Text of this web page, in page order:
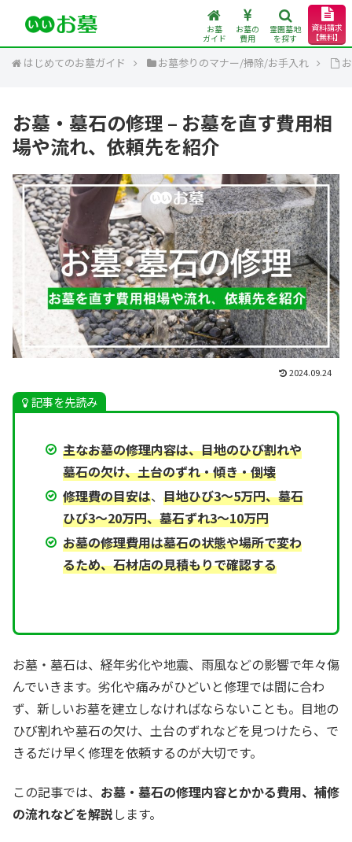
お墓
ガイド
お墓の
費用
霊園墓地
を探す
資料請求
【無料】
はじめてのお墓ガイド お墓参りのマナー/掃除/お手入れ
お墓・墓石の修理 – お墓を直す費用相
場や流れ、依頼先を紹介
2024.09.24
記事を先読み
主なお墓の修理内容は、目地のひび割れや
墓石の欠け、土台のずれ・傾き・倒壊
修理費の目安は、 目地ひび3～5万円、墓石
ひび3～20万円、墓石ずれ3～10万円
お墓の修理費用は墓石の状態や場所で変わ
るため、石材店の見積もりで確認する
お墓・墓石は、経年劣化や地震、雨風などの影響で年々傷
んでいきます。劣化や痛みがひどいと修理では間に合わ
ず、新しいお墓を建立しなければならないことも。目地の
ひび割れや墓石の欠け、土台のずれなどを見つけたら、で
きるだけ早く修理を依頼するのが大切です。
この記事では、 お墓・墓石の修理内容とかかる費用、補修
の流れなどを解説します。